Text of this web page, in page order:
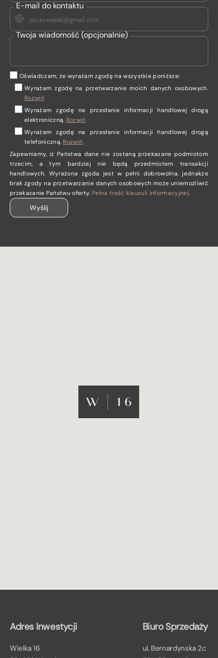
E-mail do kontaktu
Twoja wiadomość (opcjonalnie)
Oświadczam, że wyrażam zgodę na wszystkie poniższe:
Wyrażam zgodę na przetwarzanie moich danych osobowych.
Rozwiń
Wyrażam zgodęna przesłanie informacji handlowej drogą
elektroniczną. Rozwiń
Wyrażam zgodęna przesłanie informacji handlowej drogą
telefoniczną. Rozwiń
Zapewniamy, iż Państwa dane nie zostaną przekazane podmiotom
trzecim, a tym bardziej nie będą przedmiotem transakcji
handlowych. Wyrażona zgoda jest w pełni dobrowolna, jednakże
brak zgody na przetwarzanie danych osobowych może uniemożliwić
przekazanie Państwu oferty. Pełna treść klauzuli informacyjnej.
Adres Inwestycji
Wielka 16
Biuro Sprzedaży
ul. Bernardynska 2c